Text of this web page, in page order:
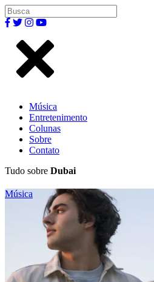
Música
Entretenimento
Colunas
Sobre
Contato
Tudo sobre Dubai
Música